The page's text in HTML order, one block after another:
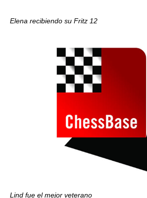
Elena recibiendo su Fritz 12
Lind fue el mejor veterano